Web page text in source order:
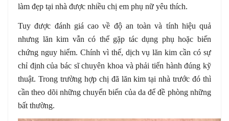
làm đẹp tại nhà được nhiều chị em phụ nữ yêu thích.
Tuy được đánh giá cao về độ an toàn và tính hiệu quả
nhưng lăn kim vẫn có thể gặp tác dụng phụ hoặc biến
chứng nguy hiểm. Chính vì thế, dịch vụ lăn kim cần có sự
chỉ định của bác sĩ chuyên khoa và phải tiến hành đúng kỹ
thuật. Trong trường hợp chị đã lăn kim tại nhà trước đó thì
cần theo dõi những chuyển biến của da để đề phòng những
bất thường.